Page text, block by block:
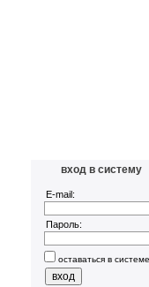
вход в систему
E-mail:
Пароль:
оставаться в системе